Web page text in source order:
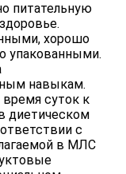
питательную
хорошо
упакованными.
навыкам.
суток к
диетическом
с
в МЛС